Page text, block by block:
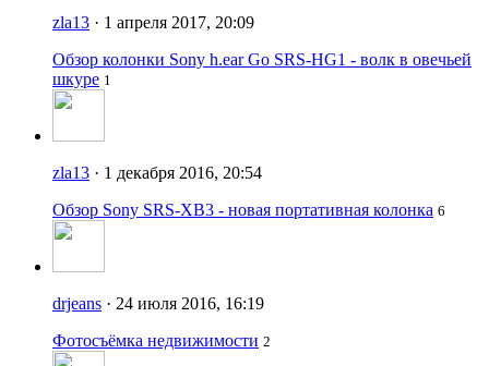
zla13 · 1 апреля 2017, 20:09
Обзор колонки Sony h.ear Go SRS-HG1 - волк в овечьей
шкуре 1
zla13 · 1 декабря 2016, 20:54
Обзор Sony SRS-XB3 - новая портативная колонка 6
drjeans · 24 июля 2016, 16:19
Фотосъёмка недвижимости 2